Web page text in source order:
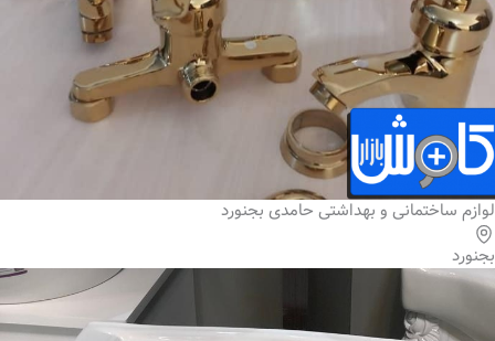
لوازم ساختمانی و بهداشتی حامدی بجنورد
بجنورد